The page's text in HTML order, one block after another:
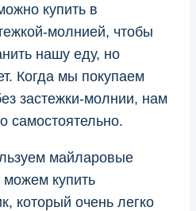
купить в
молнией, чтобы
нашу еду, но
Когда мы покупаем
застежки-молнии, нам
самостоятельно.
майларовые
купить
который очень легко